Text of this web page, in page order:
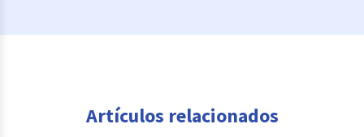
Artículos relacionados